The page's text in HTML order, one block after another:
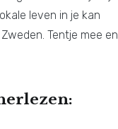
leven in je kan
Tentje mee en